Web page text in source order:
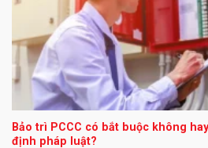
Bảo trì PCCC có bắt buộc không
định pháp luật?